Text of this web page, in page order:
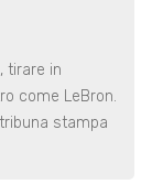
tirare in
come LeBron.
stampa